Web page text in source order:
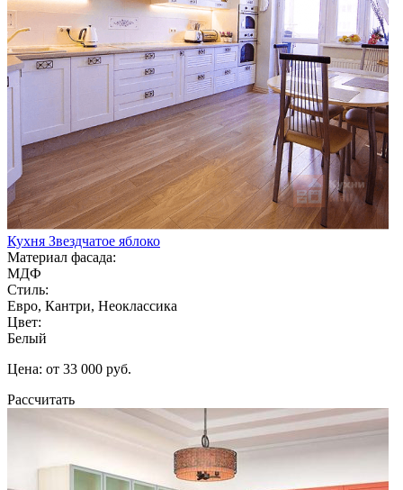
Кухня Звездчатое яблоко
Материал фасада:
МДФ
Стиль:
Евро, Кантри, Неоклассика
Цвет:
Белый
Цена: от 33 000 руб.
Рассчитать